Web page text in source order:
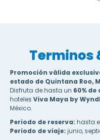
Terminos
Promoción válida
estado de Quintana Roo,
Disfruta de hasta un 60%
hoteles Viva Maya by
México.
Periodo de reserva: hasta
Periodo de viaje: junio,